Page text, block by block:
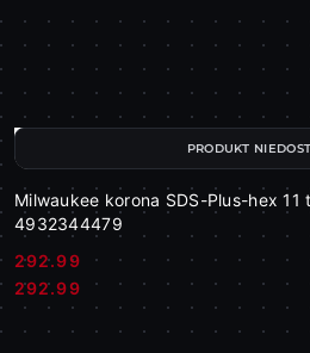
Milwaukee korona SDS-Plus-hex
4932344479
Cena:
292.99
Cena:
292.99
PRODUKT